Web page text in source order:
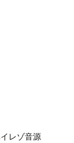
レゾ音源